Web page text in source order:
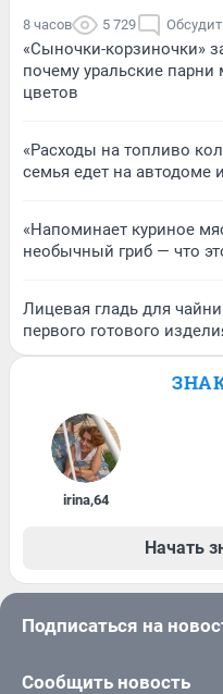
8 часов 5 729
«Сыночки-корзиночки»
почему уральские
цветов
«Расходы на топливо
семья едет на автодоме
«Напоминает куриное
необычный гриб — что
Лицевая гладь для
первого готового
irina,64
Начать
Подписаться на
Сообщить новость